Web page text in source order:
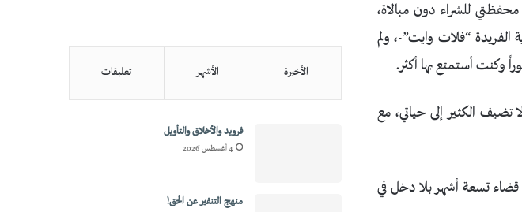
للشراء دون مبالاة،
الفريدة “فلات وايت”-، ولم
وكنت أستمتع بها أكثر.
الكثير إلى حياتي، مع
قضاء تسعة أشهر بلا دخل في
الأخيرة الأشهر تعليقات
فرويد والأخلاق والتأويل
4 أغسطس 2026
منهج التنفير عن الحق!